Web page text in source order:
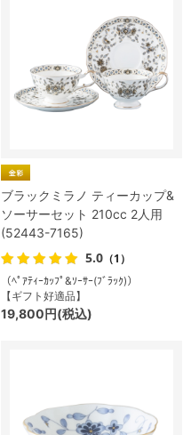
ブラックミラノ ティーカップ&
ソーサーセット 210cc 2人用
(52443-7165)
5.0 （1）
（ﾍﾟｱﾃｨｰｶｯﾌﾟ&ｿｰｻｰ(ﾌﾞﾗｯｸ)）
【ギフト好適品】
19,800円(税込)